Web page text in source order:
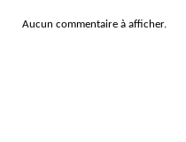
Aucun commentaire à afficher.